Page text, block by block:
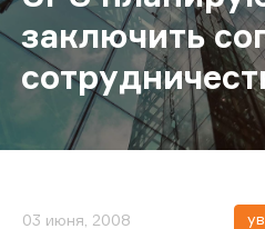
заключить
03 июня, 2008